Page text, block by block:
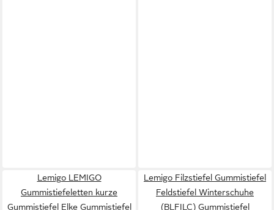
Lemigo LEMIGO
Gummistiefeletten kurze
Gummistiefel Elke Gummistiefel
Lemigo Filzstiefel Gummistiefel
Feldstiefel Winterschuhe
(BLFILC) Gummistiefel